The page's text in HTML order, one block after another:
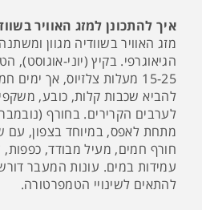
איך להתכונן למזג האוויר
מזג האוויר בשוודיה מגוון
הגיאוגרפי. בקיץ (יוני-אוגוסט),
15-25 מעלות צלזיוס, אך
להביא שכבות קלות, כובע,
לערבים הקרירים. בחורף
מתחת לאפס, במיוחד בצפון, עם
חורף חמים, מעיל מבודד, כפפות,
עמידות במים. עונות המעבר
להתאים לשינויי הטמפרטורה.